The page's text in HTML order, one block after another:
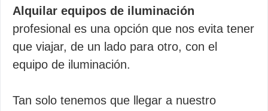
Alquilar equipos de iluminación
profesional es una opción que nos evita tener
que viajar, de un lado para otro, con el
equipo de iluminación.
Tan solo tenemos que llegar a nuestro